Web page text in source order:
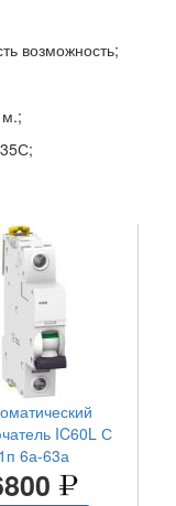
возможность;
IC60L С
1п 6а-63а